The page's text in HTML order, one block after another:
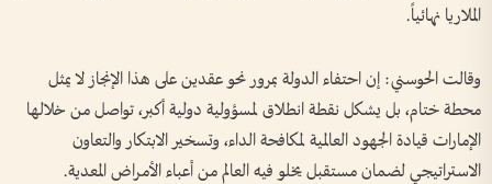
الملاريا نهائياً.
وقالت الحوسني: إن احتفاء الدولة بمرور نحو عقدين على هذا الإنجاز لا يمثل
محطة ختام، بل يشكل نقطة انطلاق لمسؤولية دولية أكبر، تواصل من خلالها
الإمارات قيادة الجهود العالمية لمكافحة الداء، وتسخير الابتكار والتعاون
الاستراتيجي لضمان مستقبل يخلو فيه العالم من أعباء الأمراض المعدية.